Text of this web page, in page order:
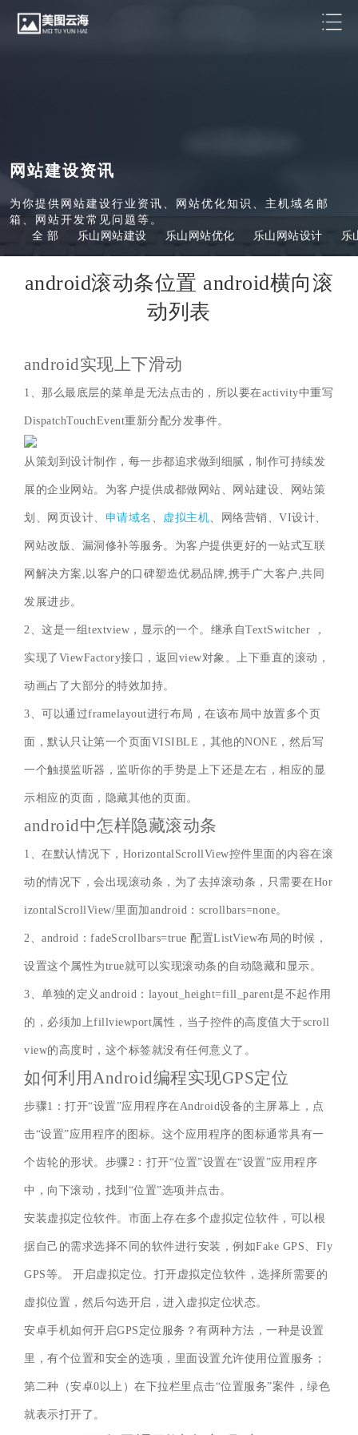
网站建设资讯
为你提供网站建设行业资讯、网站优化知识、主机域名邮
箱、网站开发常见问题等。
全 部
乐山网站建设 乐山网站优化 乐山网站设计 乐
android滚动条位置 android横向滚
动列表
android实现上下滑动
1、那么最底层的菜单是无法点击的，所以要在activity中重写
DispatchTouchEvent重新分配分发事件。
从策划到设计制作，每一步都追求做到细腻，制作可持续发
展的企业网站。为客户提供成都做网站、网站建设、网站策
划、网页设计、 申请域名 虚拟主机 、网络营销、VI设计、
网站改版、漏洞修补等服务。为客户提供更好的一站式互联
网解决方案,以客户的口碑塑造优易品牌,携手广大客户,共同
发展进步。
2、这是一组textview，显示的一个。继承自TextSwitcher ，
实现了ViewFactory接口，返回view对象。上下垂直的滚动，
动画占了大部分的特效加持。
3、可以通过framelayout进行布局，在该布局中放置多个页
面，默认只让第一个页面VISIBLE，其他的NONE，然后写
一个触摸监听器，监听你的手势是上下还是左右，相应的显
示相应的页面，隐藏其他的页面。
android中怎样隐藏滚动条
1、在默认情况下，HorizontalScrollView控件里面的内容在滚
动的情况下，会出现滚动条，为了去掉滚动条，只需要在Hor
izontalScrollView/里面加android：scrollbars=none。
2、android：fadeScrollbars=true 配置ListView布局的时候，
设置这个属性为true就可以实现滚动条的自动隐藏和显示。
3、单独的定义android：layout_height=fill_parent是不起作用
的，必须加上fillviewport属性，当子控件的高度值大于scroll
view的高度时，这个标签就没有任何意义了。
如何利用Android编程实现GPS定位
步骤1：打开“设置”应用程序在Android设备的主屏幕上，点
击“设置”应用程序的图标。这个应用程序的图标通常具有一
个齿轮的形状。步骤2：打开“位置”设置在“设置”应用程序
中，向下滚动，找到“位置”选项并点击。
安装虚拟定位软件。市面上存在多个虚拟定位软件，可以根
据自己的需求选择不同的软件进行安装，例如Fake GPS、Fly
GPS等。 开启虚拟定位。打开虚拟定位软件，选择所需要的
虚拟位置，然后勾选开启，进入虚拟定位状态。
安卓手机如何开启GPS定位服务？有两种方法，一种是设置
里，有个位置和安全的选项，里面设置允许使用位置服务；
第二种（安卓0以上）在下拉栏里点击“位置服务”案件，绿色
就表示打开了。